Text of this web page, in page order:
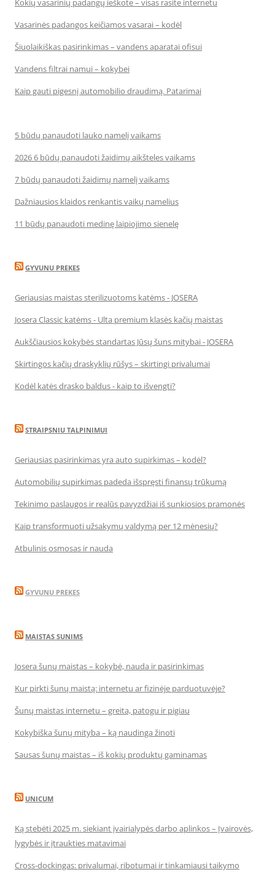
Kokių vasarinių padangų ieškote – visas rasite internetu
Vasarinės padangos keičiamos vasarai – kodėl
Šiuolaikiškas pasirinkimas – vandens aparatai ofisui
Vandens filtrai namui – kokybei
Kaip gauti pigesnį automobilio draudimą. Patarimai
5 būdų panaudoti lauko namelį vaikams
2026 6 būdų panaudoti žaidimų aikšteles vaikams
7 būdų panaudoti žaidimų namelį vaikams
Dažniausios klaidos renkantis vaikų namelius
11 būdų panaudoti medinę laipiojimo sienelę
GYVUNU PREKES
Geriausias maistas sterilizuotoms katėms - JOSERA
Josera Classic katėms - Ulta premium klasės kačių maistas
Aukščiausios kokybės standartas Jūsų šuns mitybai - JOSERA
Skirtingos kačių draskyklių rūšys – skirtingi privalumai
Kodėl katės drasko baldus - kaip to išvengti?
STRAIPSNIU TALPINIMUI
Geriausias pasirinkimas yra auto supirkimas – kodėl?
Automobilių supirkimas padeda išspręsti finansų trūkumą
Tekinimo paslaugos ir realūs pavyzdžiai iš sunkiosios pramonės
Kaip transformuoti užsakymų valdymą per 12 mėnesių?
Atbulinis osmosas ir nauda
GYVUNU PREKES
MAISTAS SUNIMS
Josera šunų maistas – kokybė, nauda ir pasirinkimas
Kur pirkti šunų maistą: internetu ar fizinėje parduotuvėje?
Šunų maistas internetu – greita, patogu ir pigiau
Kokybiška šunų mityba – ką naudinga žinoti
Sausas šunų maistas – iš kokių produktų gaminamas
UNICUM
Ką stebėti 2025 m. siekiant įvairialypės darbo aplinkos – Įvairovės,
lygybės ir įtraukties matavimai
Cross-dockingas: privalumai, ribotumai ir tinkamiausi taikymo